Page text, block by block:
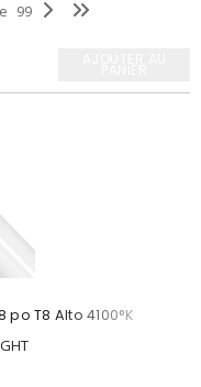
99
T8 Alto 4100°K